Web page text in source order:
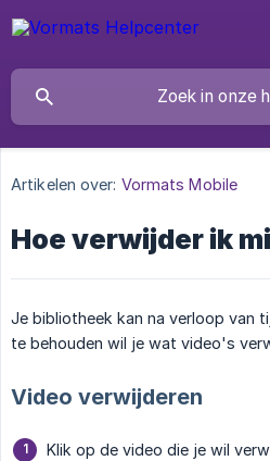
Artikelen over: Vormats Mobile
Hoe verwijder ik
Je bibliotheek kan na verloop van
te behouden wil je wat video's
Video verwijderen
Klik op de video die je wil